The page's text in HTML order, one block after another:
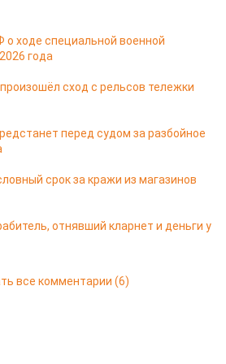
ходе специальной военной
года
сход с рельсов тележки
перед судом за разбойное
срок за кражи из магазинов
отнявший кларнет и деньги у
все комментарии (6)